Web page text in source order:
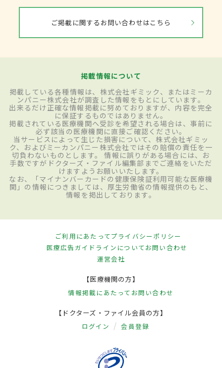
ご掲載に関するお問い合わせはこちら
掲載情報について
掲載している各種情報は、株式会社ギミック、またはミーカ
ンパニー株式会社が調査した情報をもとにしています。
出来るだけ正確な情報掲載に努めておりますが、内容を完全
に保証するものではありません。
掲載されている医療機関へ受診を希望される場合は、事前に
必ず該当の医療機関に直接ご確認ください。
当サービスによって生じた損害について、株式会社ギミッ
ク、およびミーカンパニー株式会社ではその賠償の責任を一
切負わないものとします。 情報に誤りがある場合には、お
手数ですがドクターズ・ファイル編集部までご連絡をいただ
けますようお願いいたします。
なお、「マイナンバーカードの健康保険証利用可能な医療機
関」の情報につきましては、厚生労働省の情報提供のもと、
情報を掲出しております。
ご利用にあたってプライバシーポリシー
医療広告ガイドラインについてお問い合わせ
運営会社
【医療機関の方】
情報掲載にあたって お問い合わせ
【ドクターズ・ファイル会員の方】
ログイン 会員登録